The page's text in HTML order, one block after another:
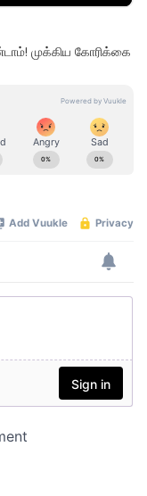
முக்கிய கோரிக்கை